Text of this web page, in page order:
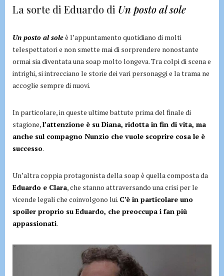
La sorte di Eduardo di Un posto al sole
Un posto al soleè l’appuntamento quotidiano di molti
telespettatori e non smette mai di sorprendere nonostante
ormai sia diventata una soap molto longeva. Tra colpi di scena e
intrighi, si intrecciano le storie dei vari personaggi e la trama ne
accoglie sempre di nuovi.
In particolare, in queste ultime battute prima del finale di
stagione,l’attenzione è su Diana, ridotta in fin di vita, ma
anche sul compagno Nunzio che vuole scoprire cosa le è
successo.
Un’altra coppia protagonista della soap è quella composta da
Eduardo e Clara, che stanno attraversando una crisi per le
vicende legali che coinvolgono lui. C’è in particolare uno
spoiler proprio su Eduardo, che preoccupa i fan più
appassionati.